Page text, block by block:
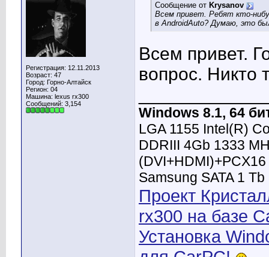
Регистрация: 12.11.2013
Возраст: 47
Город: Горно-Алтайск
Регион: 04
Машина: lexus rx300
Сообщений: 3,154
Сообщение от Krysanov
Всем привет. Ребят кто-
в AndroidAuto? Думаю, это
Всем привет.
вопрос. Никто
Windows 8.1, 64
LGA 1155 Intel(R)
DDRIII 4Gb 1333
Samsung SATA 1
Проект
rx300 на базе
Установка